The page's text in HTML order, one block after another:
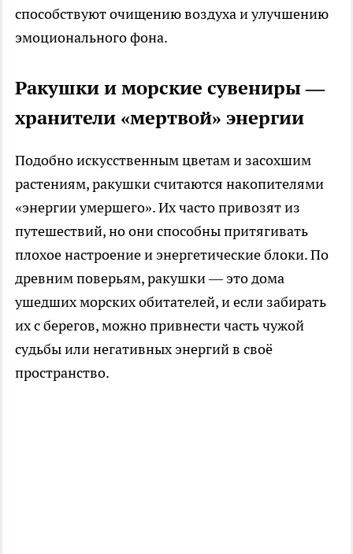
способствуют очищению воздуха и улучшению
эмоционального фона.
Ракушки и морские сувениры —
хранители «мертвой» энергии
Подобно искусственным цветам и засохшим
растениям, ракушки считаются накопителями
«энергии умершего». Их часто привозят из
путешествий, но они способны притягивать
плохое настроение и энергетические блоки. По
древним поверьям, ракушки — это дома
ушедших морских обитателей, и если забирать
их с берегов, можно привнести часть чужой
судьбы или негативных энергий в своё
пространство.